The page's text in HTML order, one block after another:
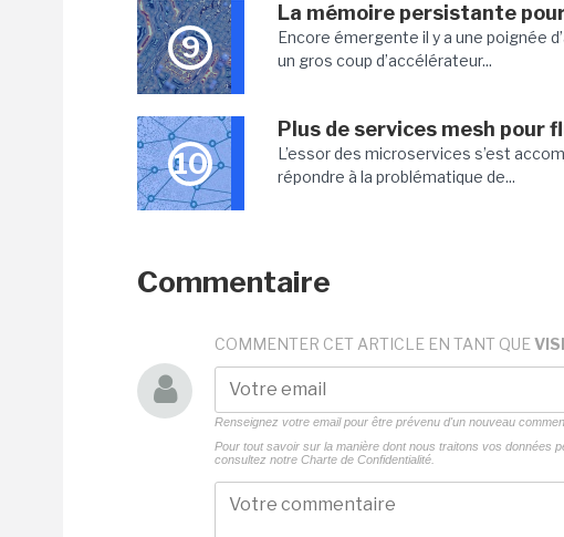
9
La mémoire persistante
Encore émergente il y a une poignée
un gros coup d’accélérateur...
10
Plus de services mesh pour
L’essor des microservices s’est
répondre à la problématique de...
Commentaire
COMMENTER CET ARTICLE EN TANT QUE
Renseignez votre email pour être prévenu d'un nouveau
Pour tout savoir sur la manière dont nous traitons vos données
consultez notre Charte de Confidentialité.